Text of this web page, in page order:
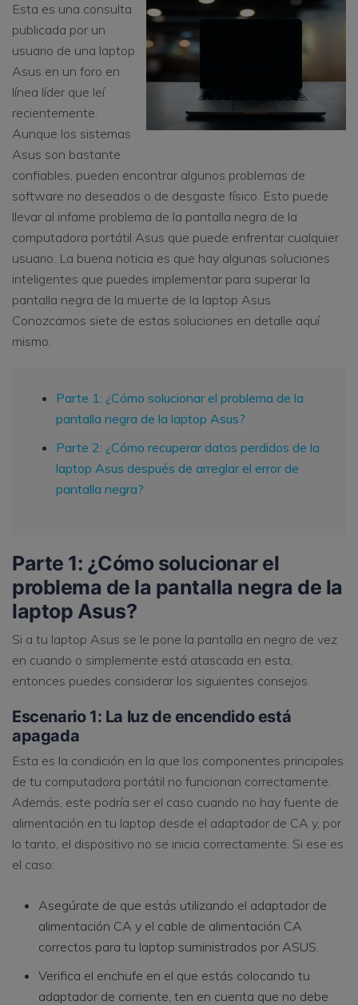
Esta es una consulta
publicada por un
usuario de una laptop
Asus en un foro en
línea líder que leí
recientemente.
Aunque los sistemas
Asus son bastante
confiables, pueden encontrar algunos problemas de
software no deseados o de desgaste físico. Esto puede
llevar al infame problema de la pantalla negra de la
computadora portátil Asus que puede enfrentar cualquier
usuario. La buena noticia es que hay algunas soluciones
inteligentes que puedes implementar para superar la
pantalla negra de la muerte de la laptop Asus.
Conozcamos siete de estas soluciones en detalle aquí
mismo.
Parte 1: ¿Cómo solucionar el problema de la
pantalla negra de la laptop Asus?
Parte 2: ¿Cómo recuperar datos perdidos de la
laptop Asus después de arreglar el error de
pantalla negra?
Parte 1: ¿Cómo solucionar el
problema de la pantalla negra de la
laptop Asus?
Si a tu laptop Asus se le pone la pantalla en negro de vez
en cuando o simplemente está atascada en esta,
entonces puedes considerar los siguientes consejos.
Escenario 1: La luz de encendido está
apagada
Esta es la condición en la que los componentes principales
de tu computadora portátil no funcionan correctamente.
Además, este podría ser el caso cuando no hay fuente de
alimentación en tu laptop desde el adaptador de CA y, por
lo tanto, el dispositivo no se inicia correctamente. Si ese es
el caso:
Asegúrate de que estás utilizando el adaptador de
alimentación CA y el cable de alimentación CA
correctos para tu laptop suministrados por ASUS.
Verifica el enchufe en el que estás colocando tu
adaptador de corriente, ten en cuenta que no debe